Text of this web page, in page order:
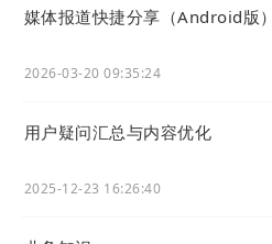
媒体报道快捷分享（Android版）
2026-03-20 09:35:24
用户疑问汇总与内容优化
2025-12-23 16:26:40